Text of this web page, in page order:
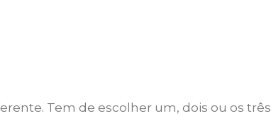
Tem de escolher um, dois ou os três